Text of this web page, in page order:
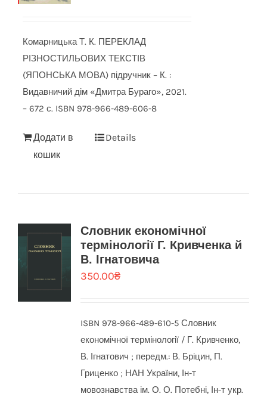
Комарницька Т. К. ПЕРЕКЛАД
РІЗНОСТИЛЬОВИХ ТЕКСТІВ
(ЯПОНСЬКА МОВА) підручник – К. :
Видавничий дім «Дмитра Бураго», 2021.
– 672 с. ISBN 978-966-489-606-8
Додати в
кошик
Details
Словник економічної
термінології Г. Кривченка й
В. Ігнатовича
350.00₴
ISBN 978-966-489-610-5 Словник
економічної термінології / Г. Кривченко,
В. Ігнатович ; передм.: В. Бріцин, П.
Гриценко ; НАН України, Ін-т
мовознавства ім. О. О. Потебні, Ін-т укр.